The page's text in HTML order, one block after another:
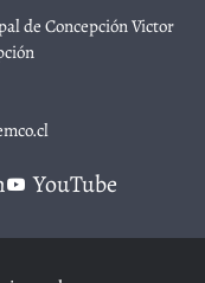
de Concepción Victor
YouTube